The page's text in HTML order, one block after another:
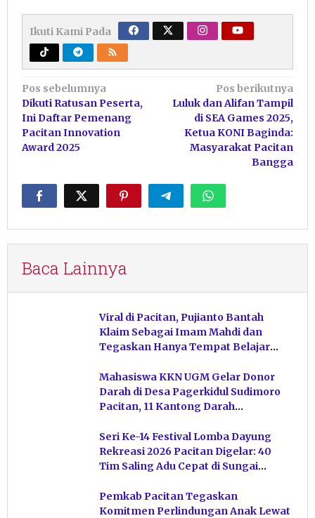
Ikuti Kami Pada
Navigasi
pos
Pos sebelumnya
Dikuti Ratusan Peserta,
Ini Daftar Pemenang
Pacitan Innovation
Award 2025
Pos berikutnya
Luluk dan Alifan Tampil
di SEA Games 2025,
Ketua KONI Baginda:
Masyarakat Pacitan
Bangga
Baca Lainnya
Viral di Pacitan, Pujianto Bantah
Klaim Sebagai Imam Mahdi dan
Tegaskan Hanya Tempat Belajar
Mahasiswa KKN UGM Gelar Donor
Darah di Desa Pagerkidul Sudimoro
Pacitan, 11 Kantong Darah
Seri Ke-14 Festival Lomba Dayung
Rekreasi 2026 Pacitan Digelar: 40
Tim Saling Adu Cepat di Sungai
Pemkab Pacitan Tegaskan
Komitmen Perlindungan Anak Lewat